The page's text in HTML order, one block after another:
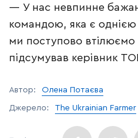
— У нас невпинне
командою, яка є однією
ми поступово втілюємо
підсумував керівник
Автор: Олена Потаєва
Джерело: The Ukrainian Farmer